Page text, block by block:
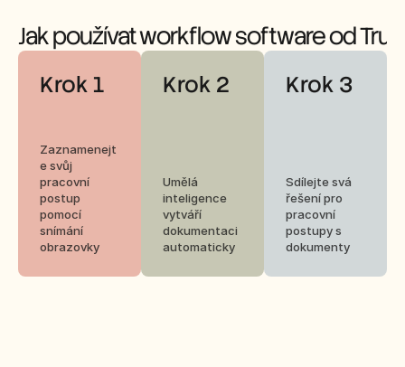
Jak používat workflow software od
Krok 1
Zaznamenejt
e svůj
pracovní
postup
pomocí
snímání
obrazovky
Krok 2
Umělá
inteligence
vytváří
dokumentaci
automaticky
Krok 3
Sdílejte svá
řešení pro
pracovní
postupy s
dokumenty